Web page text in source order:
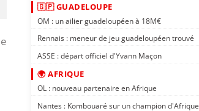
🇬🇵 GUADELOUPE
OM : un ailier guadeloupéen à 18M€
Rennais : meneur de jeu guadeloupéen trouvé
ASSE : départ officiel d'Yvann Maçon
🌍 AFRIQUE
OL : nouveau partenaire en Afrique
Nantes : Kombouaré sur un champion d'Afrique